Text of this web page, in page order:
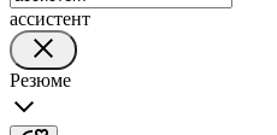
ассистент
Резюме